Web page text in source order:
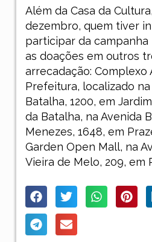
Além da Casa da
dezembro, quem tiver
participar da
as doações em outros
arrecadação: Complexo
Prefeitura, localizado
Batalha, 1200, em
da Batalha, na Avenida
Menezes, 1648, em
Garden Open Mall, na
Vieira de Melo, 209, em